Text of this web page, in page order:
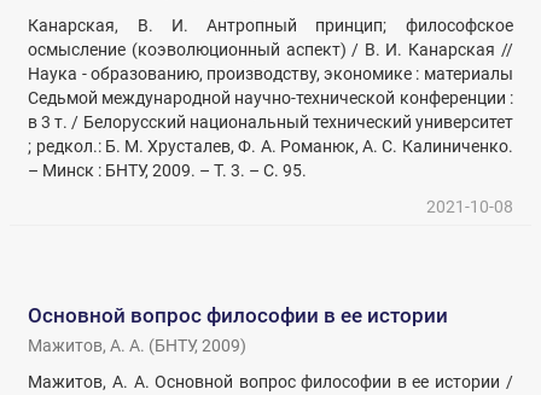
Канарская, В. И. Антропный принцип; философское
осмысление (коэволюционный аспект) / В. И. Канарская //
Наука - образованию, производству, экономике : материалы
Седьмой международной научно-технической конференции :
в 3 т. / Белорусский национальный технический университет
; редкол.: Б. М. Хрусталев, Ф. А. Романюк, А. С. Калиниченко.
– Минск : БНТУ, 2009. – Т. 3. – С. 95.
2021-10-08
Основной вопрос философии в ее истории
Мажитов, А. А. (БНТУ,2009)
Мажитов, А. А. Основной вопрос философии в ее истории /